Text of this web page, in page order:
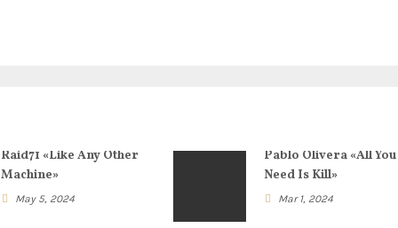
Raid71 «Like Any Other
Machine»
May 5, 2024
Pablo Olivera «All You
Need Is Kill»
Mar 1, 2024